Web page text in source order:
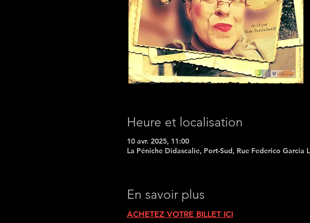
Heure et localisation
10 avr. 2025, 11:00
La Péniche Didascalie, Port-Sud, Rue Federico Garcia
En savoir plus
ACHETEZ VOTRE BILLET ICI